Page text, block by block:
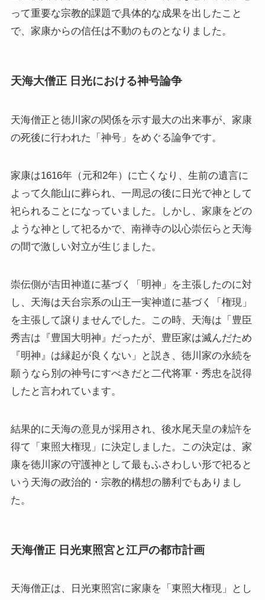
って重要な宗教的課題で具体的な成果を出したこと
で、家康からの信任は不動のものとなりました。
天海大僧正 日光における神号論争
天海僧正と徳川家の関係を示す最大の出来事が、家康
の死後に行われた「神号」をめぐる論争です。
家康は1616年（元和2年）に亡くなり、生前の遺言に
よって久能山に葬られ、一周忌の後に日光で神として
祀られることになっていました。しかし、家康をどの
ような神として祀るかで、南禅寺の以心崇伝らと天海
の間で激しい対立が生じました。
崇伝側が吉田神道に基づく「明神」を主張したのに対
し、天海は天台宗系の山王一実神道に基づく「権現」
を主張して譲りませんでした。この時、天海は「豊臣
秀吉は『豊国大明神』だったが、豊臣家は滅んだため
『明神』は縁起が良くない」と説き、徳川家の永続を
願うなら別の神号にすべきだと二代将軍・秀忠を説得
したと言われています。
結果的に天海の意見が採用され、後水尾天皇の勅許を
得て「東照大権現」に決定しました。この決定は、家
康を徳川家の守護神として最もふさわしい形で祀ると
いう天海の政治的・宗教的構想の勝利でもありまし
た。
天海僧正 日光東照宮と江戸の都市計画
天海僧正は、日光東照宮に家康を「東照大権現」とし